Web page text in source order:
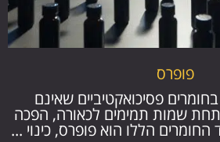
פופרס
פסיכואקטיביים שאינם
תחת שמות תמימים לכאורה, הפכה
הללו הוא פופרס, כינוי ...